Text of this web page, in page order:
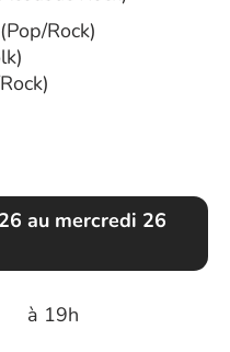
Rock)
au mercredi 26
à 19h